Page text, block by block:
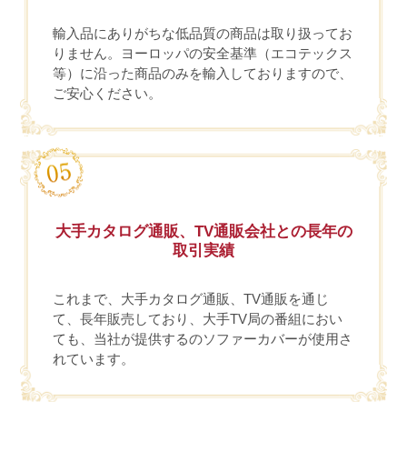
輸入品にありがちな低品質の商品は取り扱ってお
りません。ヨーロッパの安全基準（エコテックス
等）に沿った商品のみを輸入しておりますので、
ご安心ください。
大手カタログ通販、TV通販会社との長年の
取引実績
これまで、大手カタログ通販、TV通販を通じ
て、長年販売しており、大手TV局の番組におい
ても、当社が提供するのソファーカバーが使用さ
れています。